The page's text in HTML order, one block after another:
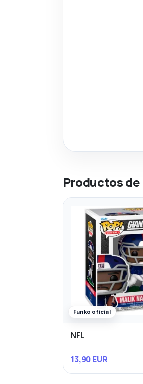
Productos
Funko oficial
NFL
13,90 EUR